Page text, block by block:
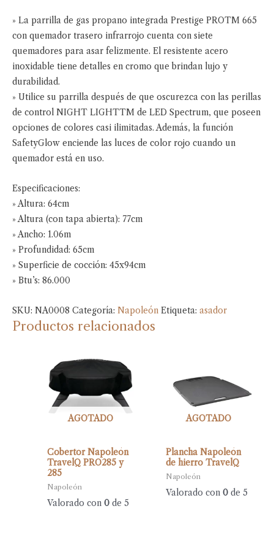
» La parrilla de gas propano integrada Prestige PROTM 665
con quemador trasero infrarrojo cuenta con siete
quemadores para asar felizmente. El resistente acero
inoxidable tiene detalles en cromo que brindan lujo y
durabilidad.
» Utilice su parrilla después de que oscurezca con las perillas
de control NIGHT LIGHTTM de LED Spectrum, que poseen
opciones de colores casi ilimitadas. Además, la función
SafetyGlow enciende las luces de color rojo cuando un
quemador está en uso.
Especificaciones:
» Altura: 64cm
» Altura (con tapa abierta): 77cm
» Ancho: 1.06m
» Profundidad: 65cm
» Superficie de cocción: 45x94cm
» Btu’s: 86.000
SKU: NA0008 Categoría: Napoleón Etiqueta: asador
Productos relacionados
AGOTADO
Cobertor Napoleón
TravelQ PRO285 y
285
Napoleón
Valorado con0 de 5
AGOTADO
Plancha Napoleón
de hierro TravelQ
Napoleón
Valorado con 0de 5